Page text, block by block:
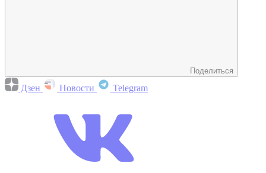
Поделиться
Дзен Новости Telegram